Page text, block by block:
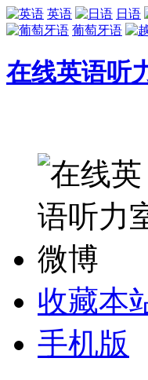
英语 日语
葡萄牙语
在线英语听
收藏本
手机版